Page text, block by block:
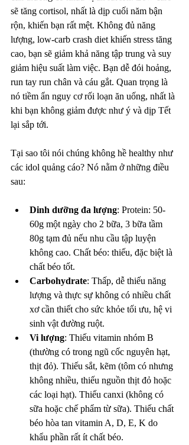
sẽ tăng cortisol, nhất là dịp cuối năm bận
rộn, khiến bạn rất mệt. Không đủ năng
lượng, low-carb crash diet khiến stress tăng
cao, bạn sẽ giảm khả năng tập trung và suy
giảm hiệu suất làm việc. Bạn dễ đói hoảng,
run tay run chân và cáu gắt. Quan trọng là
nó tiềm ẩn nguy cơ rối loạn ăn uống, nhất là
khi bạn không giảm được như ý và dịp Tết
lại sắp tới.
Tại sao tôi nói chúng không hề healthy như
các idol quảng cáo? Nó nằm ở những điều
sau:
Dinh dưỡng đa lượng: Protein: 50-
60g một ngày cho 2 bữa, 3 bữa tầm
80g tạm đủ nếu nhu cầu tập luyện
không cao. Chất béo: thiếu, đặc biệt là
chất béo tốt.
Carbohydrate: Thấp, dễ thiếu năng
lượng và thực sự không có nhiều chất
xơ cần thiết cho sức khỏe tối ưu, hệ vi
sinh vật đường ruột.
Vi lượng: Thiếu vitamin nhóm B
(thường có trong ngũ cốc nguyên hạt,
thịt đỏ). Thiếu sắt, kẽm (tôm có nhưng
không nhiều, thiếu nguồn thịt đỏ hoặc
các loại hạt). Thiếu canxi (không có
sữa hoặc chế phẩm từ sữa). Thiếu chất
béo hòa tan vitamin A, D, E, K do
khẩu phần rất ít chất béo.